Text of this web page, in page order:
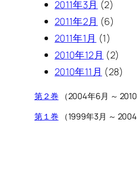
2011年3月 (2)
2011年2月 (6)
2011年1月 (1)
2010年12月 (2)
2010年11月 (28)
第２巻 （2004年6月 ～ 2010
第１巻 （1999年3月 ～